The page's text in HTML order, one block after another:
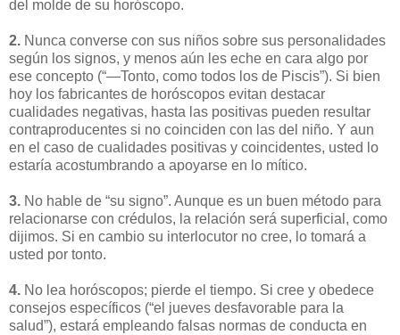
del molde de su horóscopo.
2. Nunca converse con sus niños sobre sus personalidades
según los signos, y menos aún les eche en cara algo por
ese concepto (“—Tonto, como todos los de Piscis”). Si bien
hoy los fabricantes de horóscopos evitan destacar
cualidades negativas, hasta las positivas pueden resultar
contraproducentes si no coinciden con las del niño. Y aun
en el caso de cualidades positivas y coincidentes, usted lo
estaría acostumbrando a apoyarse en lo mítico.
3. No hable de “su signo”. Aunque es un buen método para
relacionarse con crédulos, la relación será superficial, como
dijimos. Si en cambio su interlocutor no cree, lo tomará a
usted por tonto.
4. No lea horóscopos; pierde el tiempo. Si cree y obedece
consejos específicos (“el jueves desfavorable para la
salud”), estará empleando falsas normas de conducta en